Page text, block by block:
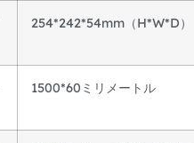
254*242*54mm（H*W*D）
1500*60ミリメートル